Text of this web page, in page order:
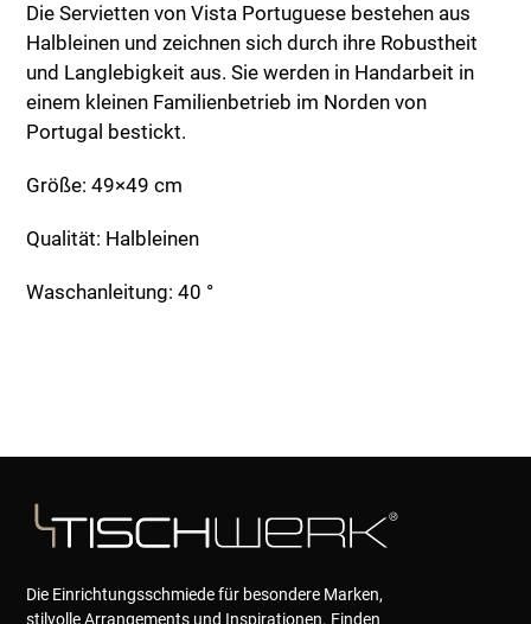
Die Servietten von Vista Portuguese bestehen aus
Halbleinen und zeichnen sich durch ihre Robustheit
und Langlebigkeit aus. Sie werden in Handarbeit in
einem kleinen Familienbetrieb im Norden von
Portugal bestickt.
Größe: 49×49 cm
Qualität: Halbleinen
Waschanleitung: 40 °
Die Einrichtungsschmiede für besondere Marken,
stilvolle Arrangements und Inspirationen. Finden